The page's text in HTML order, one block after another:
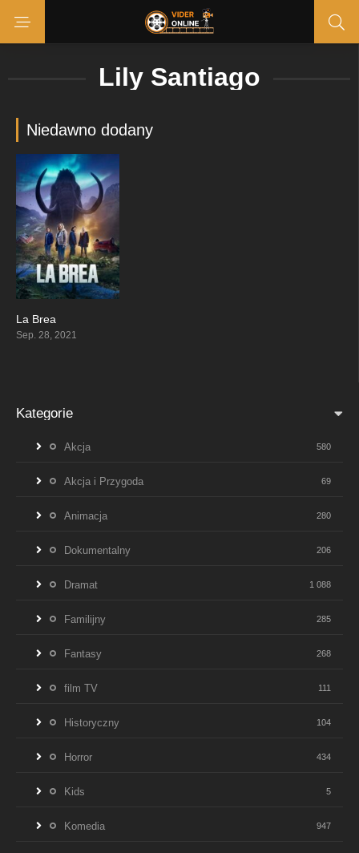
Lily Santiago
Niedawno dodany
La Brea
Sep. 28, 2021
Kategorie
Akcja 580
Akcja i Przygoda 69
Animacja 280
Dokumentalny 206
Dramat 1 088
Familijny 285
Fantasy 268
film TV 111
Historyczny 104
Horror 434
Kids 5
Komedia 947